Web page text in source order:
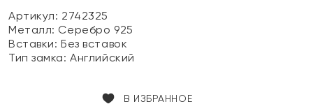
Артикул: 2742325
Металл: Серебро 925
Вставки:Без вставок
Тип замка:Английский
В ИЗБРАННОЕ